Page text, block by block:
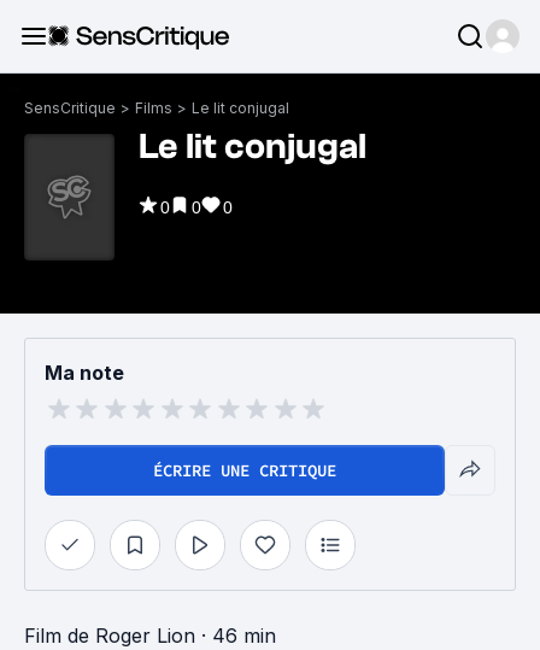
SensCritique > Films > Le lit conjugal
Le lit conjugal
0 0 0
Ma note
ÉCRIRE UNE CRITIQUE
Film de Roger Lion · 46 min